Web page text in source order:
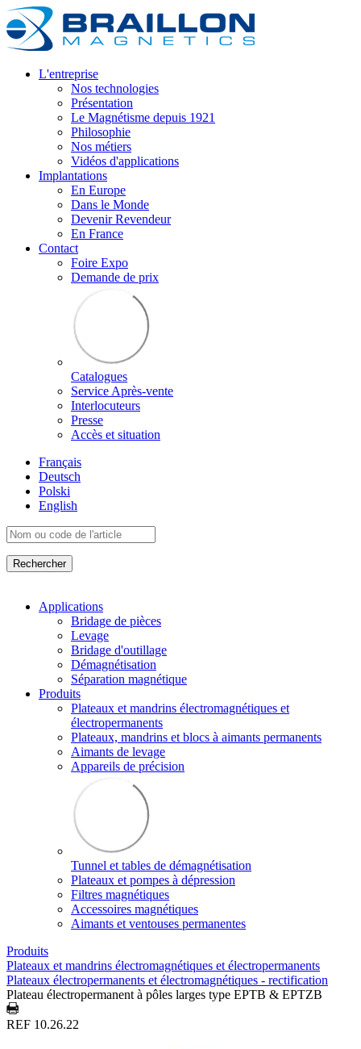
L'entreprise
Nos technologies
Présentation
Le Magnétisme depuis 1921
Philosophie
Nos métiers
Vidéos d'applications
Implantations
En Europe
Dans le Monde
Devenir Revendeur
En France
Contact
Foire Expo
Demande de prix
Catalogues
Service Après-vente
Interlocuteurs
Presse
Accès et situation
Français
Deutsch
Polski
English
Applications
Bridage de pièces
Levage
Bridage d'outillage
Démagnétisation
Séparation magnétique
Produits
Plateaux et mandrins électromagnétiques et
électropermanents
Plateaux, mandrins et blocs à aimants permanents
Aimants de levage
Appareils de précision
Tunnel et tables de démagnétisation
Plateaux et pompes à dépression
Filtres magnétiques
Accessoires magnétiques
Aimants et ventouses permanentes
Produits
Plateaux et mandrins électromagnétiques et électropermanents
Plateaux électropermanents et électromagnétiques - rectification
Plateau électropermanent à pôles larges type EPTB & EPTZB
REF 10.26.22